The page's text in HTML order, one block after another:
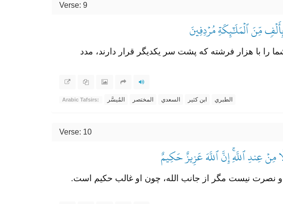
Verse: 9
مِّنَ ٱلۡمَلَٰٓئِكَةِ مُرۡدِفِينَ
را با هزار فرشته که پشت سر یکدیگر قرار دارند، مدد
Arabic Tafsirs: المُيسَّر المختصر السعدي ابن كثير الطبري
Verse: 10
مِنۡ عِندِ ٱللَّهِۚ إِنَّ ٱللَّهَ عَزِيزٌ حَكِيمٌ
و نصرت نیست مگر از جانب الله، چون او غالب حکیم است.